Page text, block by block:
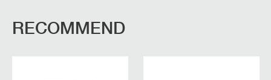
RECOMMEND